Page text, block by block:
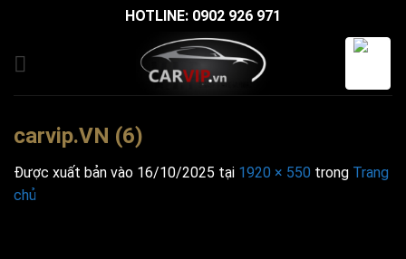
nội
HOTLINE: 0902 926 971
carvip.VN (6)
Được xuất bản vào 16/10/2025 tại 1920 × 550 trong Trang
chủ